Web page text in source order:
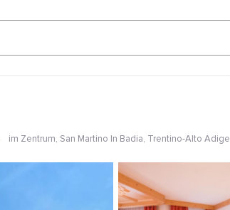
im Zentrum, San Martino In Badia, Trentino-Alto Adige